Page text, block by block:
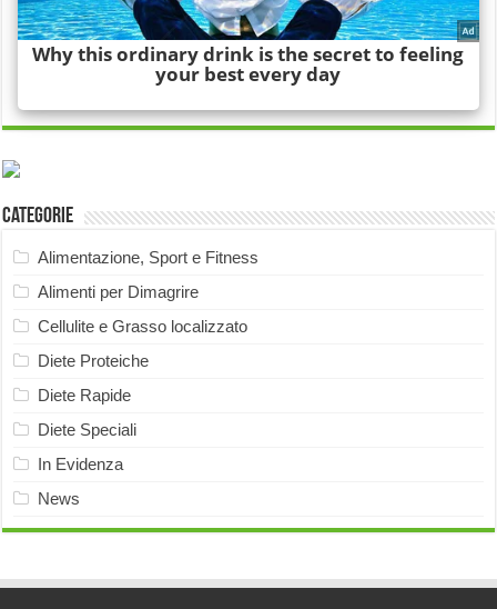
Categorie
Alimentazione, Sport e Fitness
Alimenti per Dimagrire
Cellulite e Grasso localizzato
Diete Proteiche
Diete Rapide
Diete Speciali
In Evidenza
News